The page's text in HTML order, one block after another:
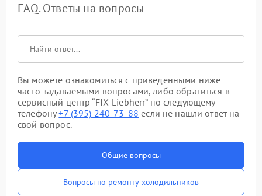
FAQ. Ответы на вопросы
Вы можете ознакомиться с приведенными ниже
часто задаваемыми вопросами, либо обратиться в
сервисный центр “FIX-Liebherr” по следующему
телефону+7 (395) 240-73-88 если не нашли ответ на
свой вопрос.
Общие вопросы
Вопросы по ремонту холодильников